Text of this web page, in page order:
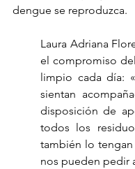
dengue se reproduzca.
Laura Adriana
el compromiso
limpio cada día:
sientan
disposición de
todos los
también lo
nos pueden pedir